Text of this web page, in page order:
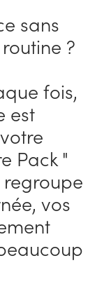
sans
?
fois,
est
Pack "
regroupe
vos